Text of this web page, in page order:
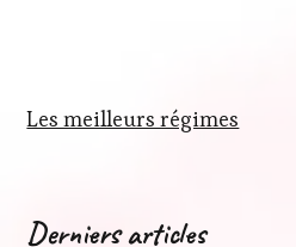
Les meilleurs régimes
Derniers articles